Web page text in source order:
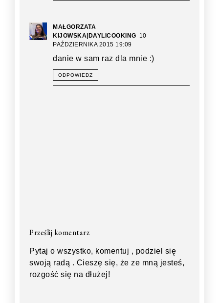
MAŁGORZATA
KIJOWSKA|DAYLICOOKING 10
PAŹDZIERNIKA 2015 19:09
danie w sam raz dla mnie :)
ODPOWIEDZ
Prześlij komentarz
Pytaj o wszystko, komentuj , podziel się
swoją radą . Cieszę się, że ze mną jesteś,
rozgość się na dłużej!